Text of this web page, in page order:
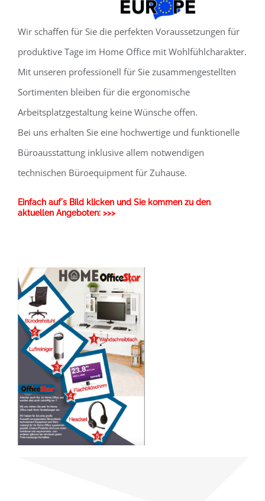
Wir schaffen für Sie die perfekten Voraussetzungen für
produktive Tage im Home Office mit Wohlfühlcharakter.
Mit unseren professionell für Sie zusammengestellten
Sortimenten bleiben für die ergonomische
Arbeitsplatzgestaltung keine Wünsche offen.
Bei uns erhalten Sie eine hochwertige und funktionelle
Büroausstattung inklusive allem notwendigen
technischen Büroequipment für Zuhause.
Einfach auf´s Bild klicken und Sie kommen zu den
aktuellen Angeboten: >>>